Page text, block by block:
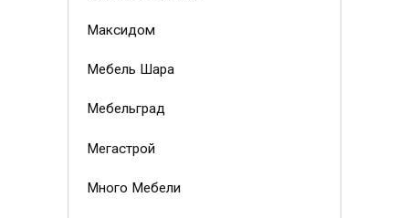
Максидом
Мебель Шара
Мебельград
Мегастрой
Много Мебели